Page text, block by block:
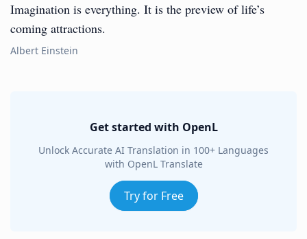
Imagination is everything. It is the preview of life’s
coming attractions.
Albert Einstein
Get started with OpenL
Unlock Accurate AI Translation in 100+ Languages
with OpenL Translate
Try for Free